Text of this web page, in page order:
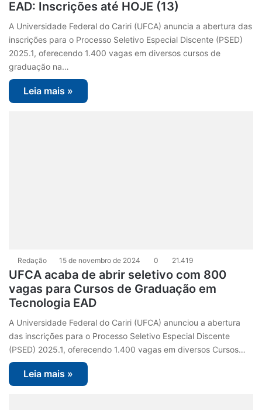
EAD: Inscrições até HOJE (13)
A Universidade Federal do Cariri (UFCA) anuncia a abertura das
inscrições para o Processo Seletivo Especial Discente (PSED)
2025.1, oferecendo 1.400 vagas em diversos cursos de
graduação na…
Leia mais »
Redação 15 de novembro de 2024 0 21.419
UFCA acaba de abrir seletivo com 800
vagas para Cursos de Graduação em
Tecnologia EAD
A Universidade Federal do Cariri (UFCA) anunciou a abertura
das inscrições para o Processo Seletivo Especial Discente
(PSED) 2025.1, oferecendo 1.400 vagas em diversos Cursos…
Leia mais »